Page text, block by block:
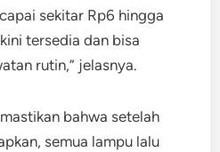
sekitar Rp6 hingga
tersedia dan bisa
rutin,” jelasnya.
bahwa setelah
semua lampu lalu